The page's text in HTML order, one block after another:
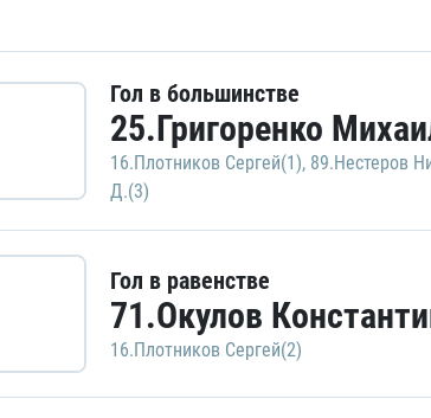
Гол в большинстве
25.Григоренко
16.Плотников Сергей(1), 89.Нестеров
Д.(3)
Гол в равенстве
71.Окулов
16.Плотников Сергей(2)